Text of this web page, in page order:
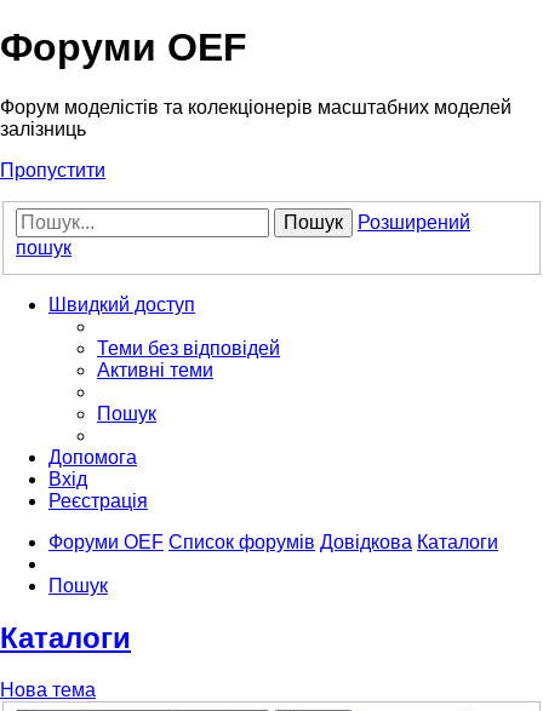
Форуми OEF
Форум моделістів та колекціонерів масштабних моделей
залізниць
Пропустити
Пошук
Розширений
пошук
Швидкий доступ
Теми без відповідей
Активні теми
Пошук
Допомога
Вхід
Реєстрація
Форуми OEF Список форумів Довідкова Каталоги
Пошук
Каталоги
Нова тема